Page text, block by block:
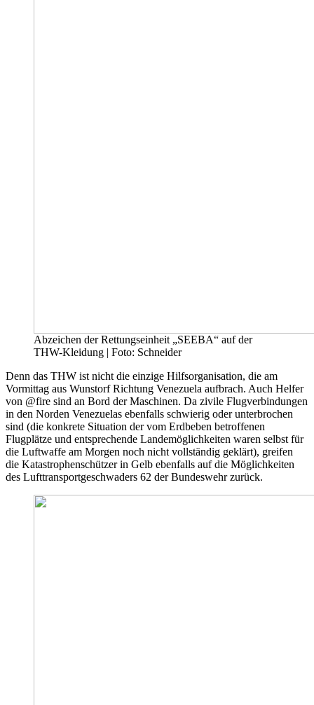
Abzeichen der Rettungseinheit „SEEBA“ auf der
THW-Kleidung | Foto: Schneider
Denn das THW ist nicht die einzige Hilfsorganisation, die am
Vormittag aus Wunstorf Richtung Venezuela aufbrach. Auch Helfer
von @fire sind an Bord der Maschinen. Da zivile Flugverbindungen
in den Norden Venezuelas ebenfalls schwierig oder unterbrochen
sind (die konkrete Situation der vom Erdbeben betroffenen
Flugplätze und entsprechende Landemöglichkeiten waren selbst für
die Luftwaffe am Morgen noch nicht vollständig geklärt), greifen
die Katastrophenschützer in Gelb ebenfalls auf die Möglichkeiten
des Lufttransportgeschwaders 62 der Bundeswehr zurück.